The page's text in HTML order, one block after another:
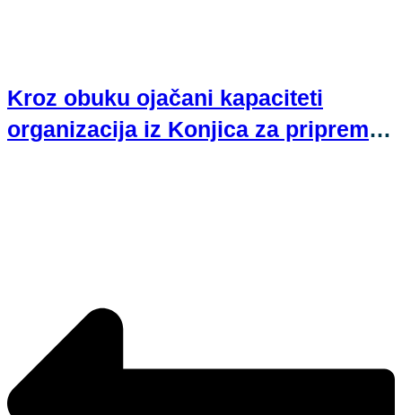
Kroz obuku ojačani kapaciteti
organizacija iz Konjica za pripremu